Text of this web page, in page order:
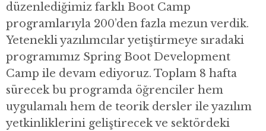
düzenlediğimiz farklı Boot Camp
programlarıyla 200’den fazla mezun verdik.
Yetenekli yazılımcılar yetiştirmeye sıradaki
programımız Spring Boot Development
Camp ile devam ediyoruz. Toplam 8 hafta
sürecek bu programda öğrenciler hem
uygulamalı hem de teorik dersler ile yazılım
yetkinliklerini geliştirecek ve sektördeki